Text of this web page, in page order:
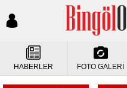
HABERLER FOTO GALERİ